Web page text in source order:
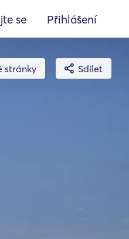
se Přihlášení
stránky Sdílet